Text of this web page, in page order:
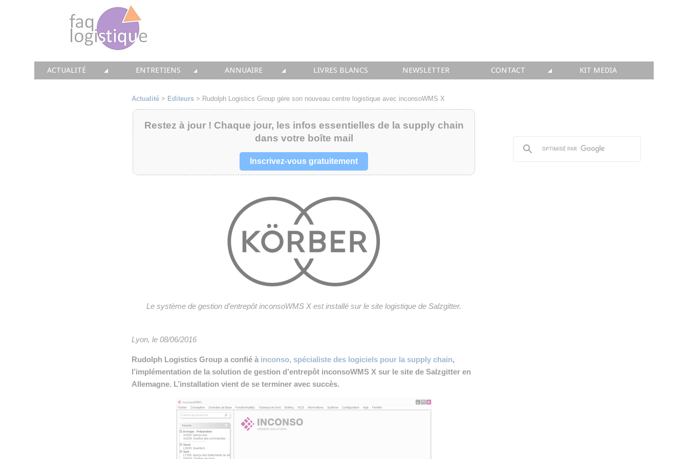
ACTUALITÉ ENTRETIENS ANNUAIRE
• SOLUTIONS
• INTEGRATION
• IMMOBILIER
• INTRALOGISTIQUE
• PRESTATION LOGISTIQUE
• RECRUTEMENT
👉 INSCRIRE SA SOCIÉTÉ
LIVRES BLANCS NEWSLETTER CONTACT KIT MEDIA
Actualité > Editeurs > Rudolph Logistics Group gère son nouveau centre logistique avec inconsoWMS X
Restez à jour ! Chaque jour, les infos essentielles de la supply chain
dans votre boîte mail
Inscrivez-vous gratuitement
Le système de gestion d’entrepôt inconsoWMS X est installé sur le site logistique de Salzgitter.
Lyon, le 08/06/2016
Rudolph Logistics Group a confié à inconso, spécialiste des logiciels pour la supply chain,
l’implémentation de la solution de gestion d’entrepôt inconsoWMS X sur le site de Salzgitter en
Allemagne. L’installation vient de se terminer avec succès.